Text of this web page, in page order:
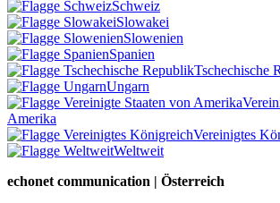
Schweiz
Slowakei
Slowenien
Spanien
Tschechische
Ungarn
Amerika
Vereinigtes
Weltweit
echonet communication | Österreich